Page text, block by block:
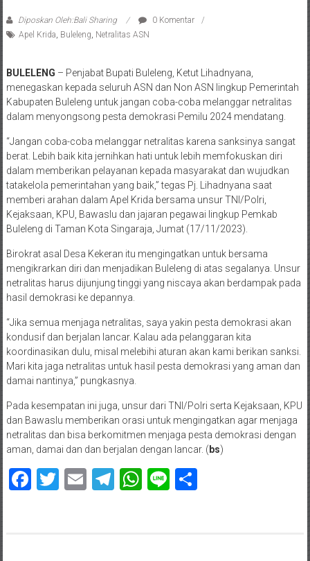
Diposkan Oleh:Bali Sharing
0 Komentar
Apel Krida, Buleleng, Netralitas ASN
BULELENG – Penjabat Bupati Buleleng, Ketut Lihadnyana,
menegaskan kepada seluruh ASN dan Non ASN lingkup Pemerintah
Kabupaten Buleleng untuk jangan coba-coba melanggar netralitas
dalam menyongsong pesta demokrasi Pemilu 2024 mendatang.
“Jangan coba-coba melanggar netralitas karena sanksinya sangat
berat. Lebih baik kita jernihkan hati untuk lebih memfokuskan diri
dalam memberikan pelayanan kepada masyarakat dan wujudkan
tatakelola pemerintahan yang baik,” tegas Pj. Lihadnyana saat
memberi arahan dalam Apel Krida bersama unsur TNI/Polri,
Kejaksaan, KPU, Bawaslu dan jajaran pegawai lingkup Pemkab
Buleleng di Taman Kota Singaraja, Jumat (17/11/2023).
Birokrat asal Desa Kekeran itu mengingatkan untuk bersama
mengikrarkan diri dan menjadikan Buleleng di atas segalanya. Unsur
netralitas harus dijunjung tinggi yang niscaya akan berdampak pada
hasil demokrasi ke depannya.
“Jika semua menjaga netralitas, saya yakin pesta demokrasi akan
kondusif dan berjalan lancar. Kalau ada pelanggaran kita
koordinasikan dulu, misal melebihi aturan akan kami berikan sanksi.
Mari kita jaga netralitas untuk hasil pesta demokrasi yang aman dan
damai nantinya,” pungkasnya.
Pada kesempatan ini juga, unsur dari TNI/Polri serta Kejaksaan, KPU
dan Bawaslu memberikan orasi untuk mengingatkan agar menjaga
netralitas dan bisa berkomitmen menjaga pesta demokrasi dengan
aman, damai dan dan berjalan dengan lancar. ( bs)
Facebook
Twitter
EmailTelegram
WhatsApp
LineShare